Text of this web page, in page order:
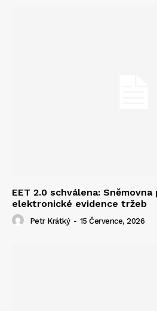
EET 2.0 schválena:
elektronické evidence tržeb
Petr Krátký - 15 Července, 2026